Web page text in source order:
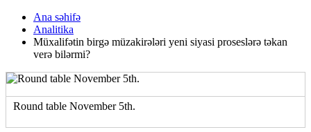
Ana səhifə
Analitika
Müxalifətin birgə müzakirələri yeni siyasi proseslərə təkan
verə bilərmi?
Round table November 5th.